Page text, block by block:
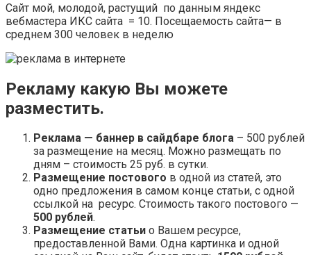
Сайт мой, молодой, растущий по данным яндекс
вебмастера ИКС сайта = 10. Посещаемость сайта— в
среднем 300 человек в неделю
Рекламу какую Вы можете
разместить.
Реклама — баннер в сайдбаре блога – 500 рублей
за размещение на месяц. Можно размещать по
дням – стоимость 25 руб. в сутки.
Размещение постового в одной из статей, это
одно предложения в самом конце статьи, с одной
ссылкой на ресурс. Стоимость такого постового —
500 рублей.
Размещение статьи о Вашем ресурсе,
предоставленной Вами. Одна картинка и одной